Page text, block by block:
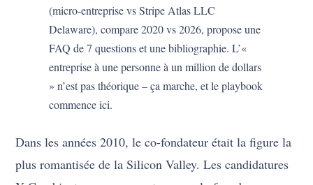
(micro-entreprise vs Stripe Atlas LLC
Delaware), compare 2020 vs 2026, propose une
FAQ de 7 questions et une bibliographie. L’«
entreprise à une personne à un million de dollars
» n’est pas théorique – ça marche, et le playbook
commence ici.
Dans les années 2010, le co-fondateur était la figure la
plus romantisée de la Silicon Valley. Les candidatures